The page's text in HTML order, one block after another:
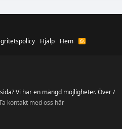
Hjälp Hem
R
Vi har en mängd möjligheter. Över /
kontakt med oss här